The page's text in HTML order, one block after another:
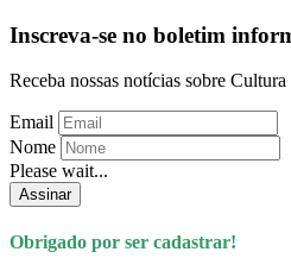
Inscreva-se no boletim
Receba nossas notícias sobre
Email
Nome
Please wait...
Assinar
Obrigado por ser cadastrar!